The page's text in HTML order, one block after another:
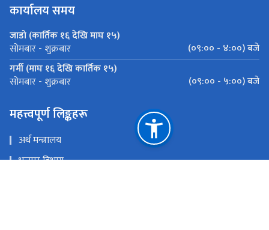
कार्यालय समय
जाडो (कार्तिक १६ देखि माघ १५)
सोमबार - शुक्रबार
(०९:०० - ४:००) बजे
गर्मी (माघ १६ देखि कार्तिक १५)
सोमबार - शुक्रबार (०९:०० - ५:००) बजे
महत्त्वपूर्ण लिङ्कहरू
अर्थ मन्त्रालय
भन्सार विभाग